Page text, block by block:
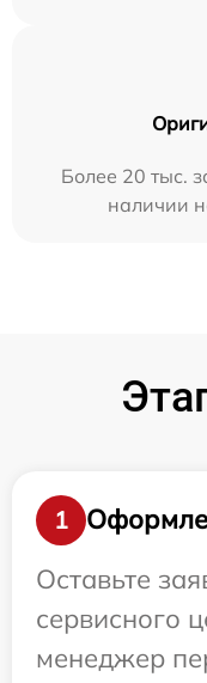
Более 20 тыс.
наличии
1
Оставьте
сервисного
менеджер